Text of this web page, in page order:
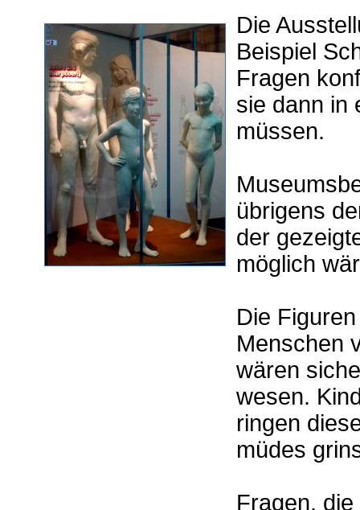
Die
Beispiel
Fragen
sie dann in
müssen.
übrigens
der
möglich
Die
Menschen
wären
wesen.
ringen
müdes
Fragen,